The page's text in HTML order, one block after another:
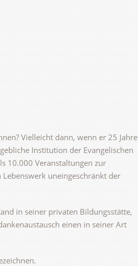
Vielleicht dann, wenn er 25 Jahre
Institution der Evangelischen
10.000 Veranstaltungen zur
uneingeschränkt der
in seiner privaten Bildungsstätte,
einen in seiner Art